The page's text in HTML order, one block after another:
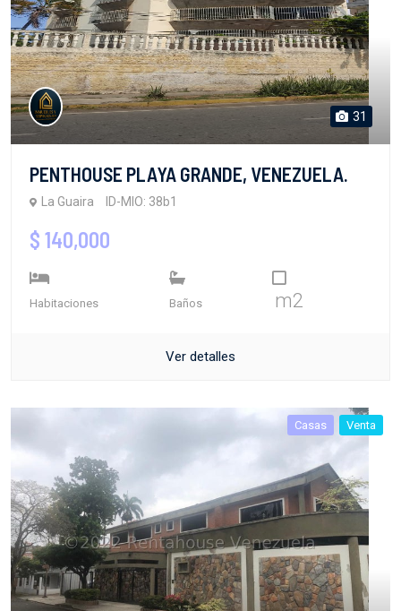
31
PENTHOUSE PLAYA GRANDE, VENEZUELA.
La Guaira ID-MIO: 38b1
$ 140,000
Habitaciones Baños m2
Ver detalles
Casas Venta